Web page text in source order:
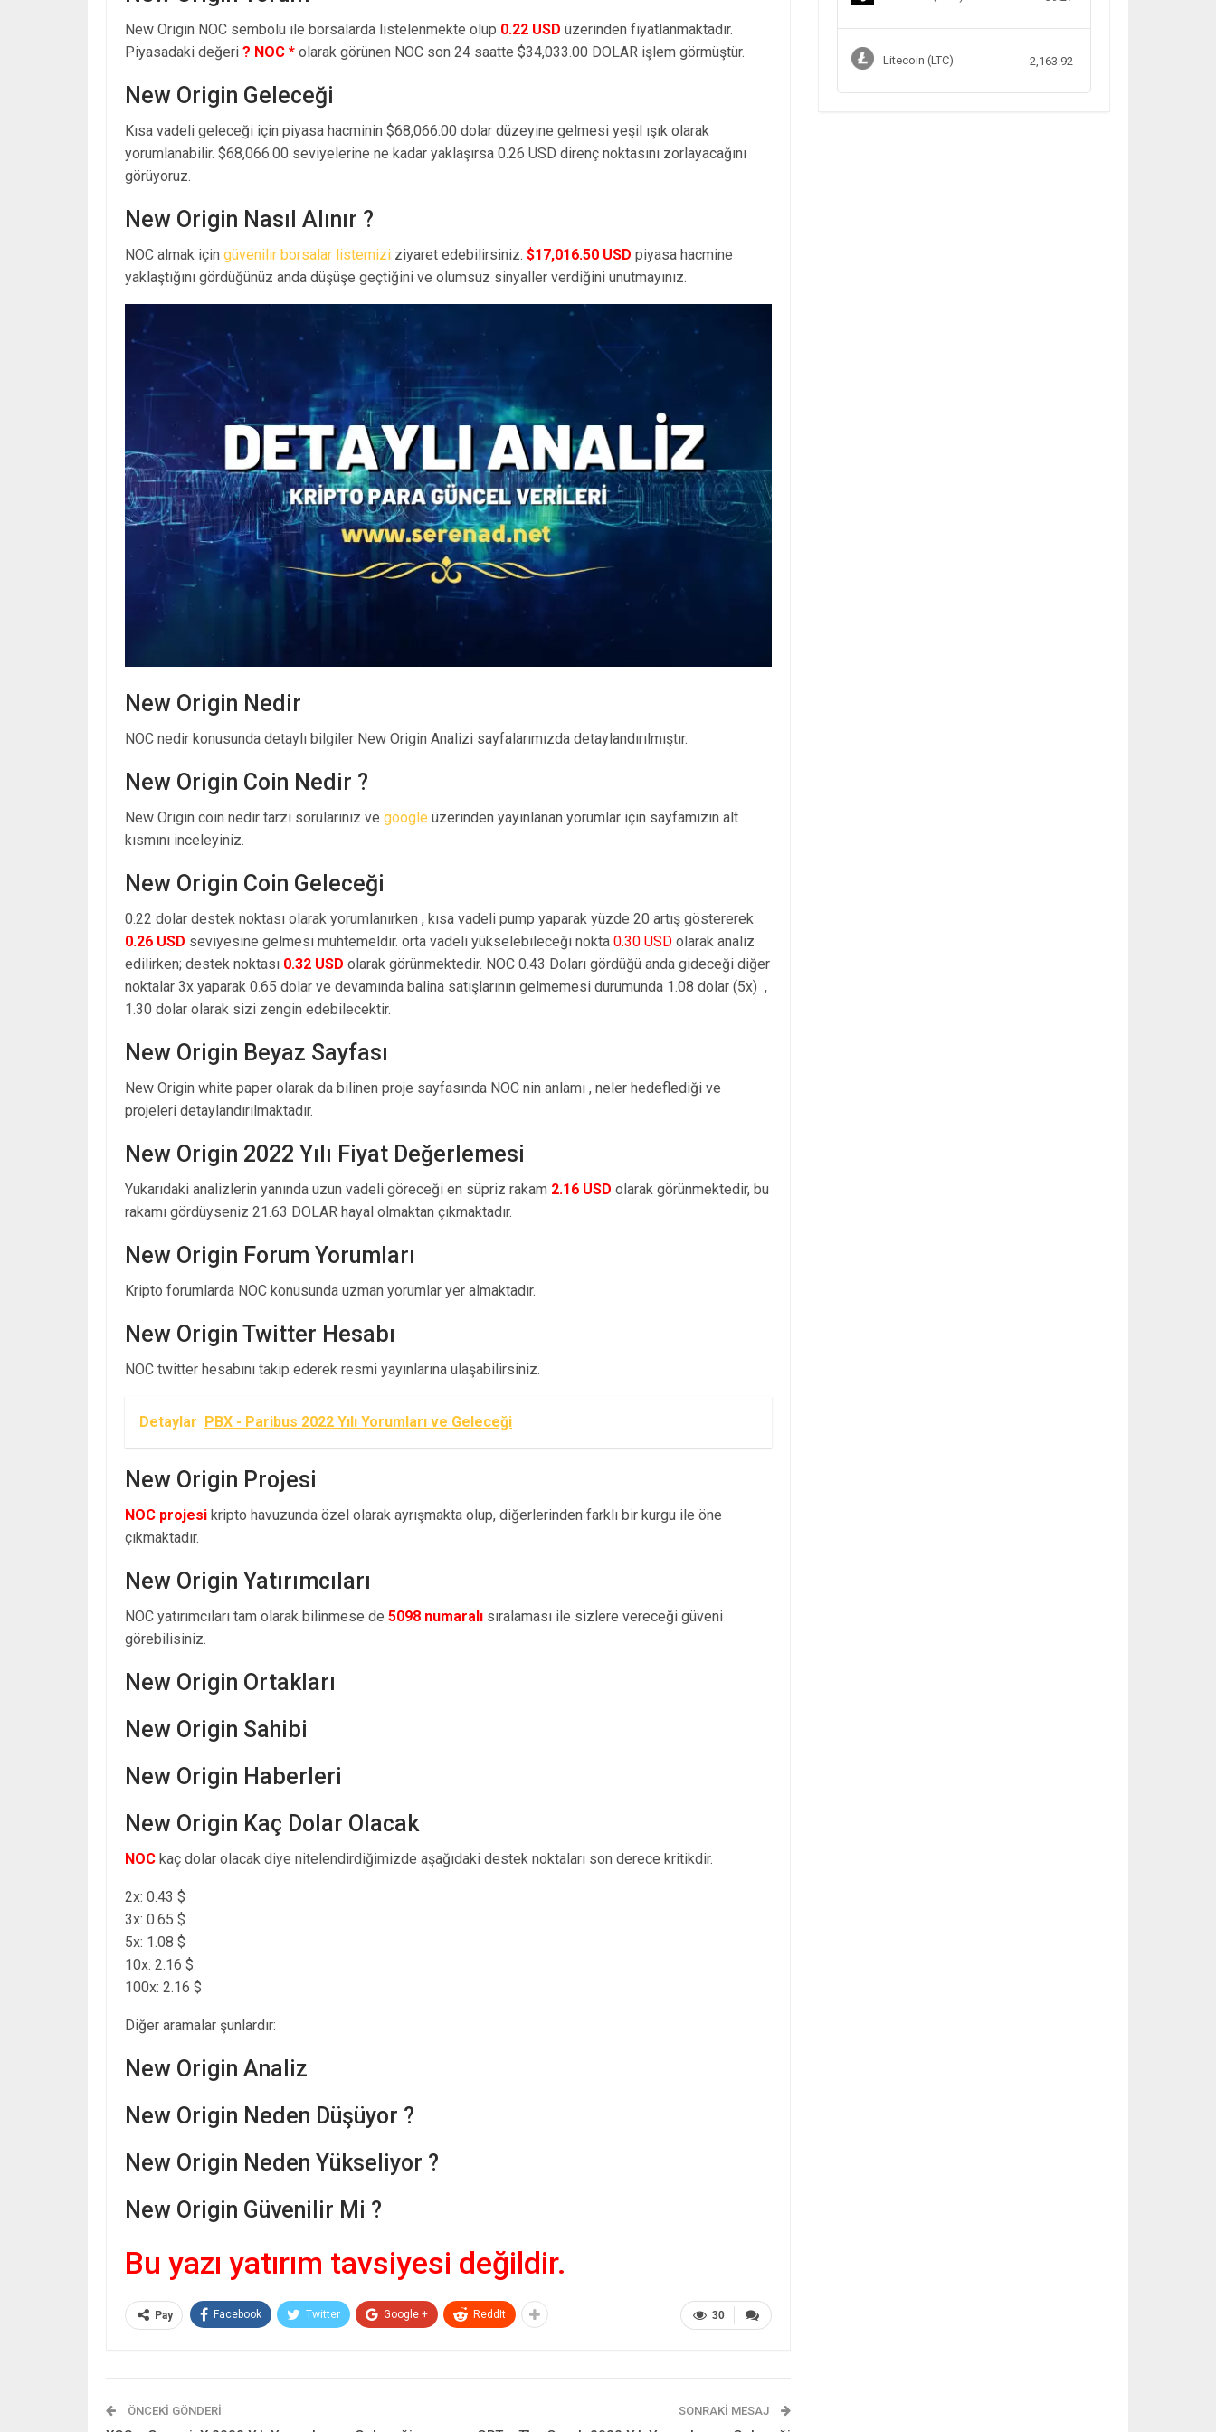
New Origin NOC sembolu ile borsalarda listelenmekte olup 0.22 USD üzerinden fiyatlanmaktadır.
Piyasadaki değeri ? NOC * olarak görünen NOC son 24 saatte $34,033.00 DOLAR işlem görmüştür.
New Origin Geleceği
Kısa vadeli geleceği için piyasa hacminin $68,066.00 dolar düzeyine gelmesi yeşil ışık olarak
yorumlanabilir. $68,066.00 seviyelerine ne kadar yaklaşırsa 0.26 USD direnç noktasını zorlayacağını
görüyoruz.
New Origin Nasıl Alınır ?
NOC almak için güvenilir borsalar listemizi ziyaret edebilirsiniz. $17,016.50 USD piyasa hacmine
yaklaştığını gördüğünüz anda düşüşe geçtiğini ve olumsuz sinyaller verdiğini unutmayınız.
New Origin Nedir
NOC nedir konusunda detaylı bilgiler New Origin Analizi sayfalarımızda detaylandırılmıştır.
New Origin Coin Nedir ?
New Origin coin nedir tarzı sorularınız ve google üzerinden yayınlanan yorumlar için sayfamızın alt
kısmını inceleyiniz.
New Origin Coin Geleceği
0.22 dolar destek noktası olarak yorumlanırken , kısa vadeli pump yaparak yüzde 20 artış göstererek
0.26 USD seviyesine gelmesi muhtemeldir. orta vadeli yükselebileceği nokta 0.30 USD olarak analiz
edilirken; destek noktası 0.32 USD olarak görünmektedir. NOC 0.43 Doları gördüğü anda gideceği diğer
noktalar 3x yaparak 0.65 dolar ve devamında balina satışlarının gelmemesi durumunda 1.08 dolar (5x) ,
1.30 dolar olarak sizi zengin edebilecektir.
New Origin Beyaz Sayfası
New Origin white paper olarak da bilinen proje sayfasında NOC nin anlamı , neler hedeflediği ve
projeleri detaylandırılmaktadır.
New Origin 2022 Yılı Fiyat Değerlemesi
Yukarıdaki analizlerin yanında uzun vadeli göreceği en süpriz rakam 2.16 USD olarak görünmektedir, bu
rakamı gördüyseniz 21.63 DOLAR hayal olmaktan çıkmaktadır.
New Origin Forum Yorumları
Kripto forumlarda NOC konusunda uzman yorumlar yer almaktadır.
New Origin Twitter Hesabı
NOC twitter hesabını takip ederek resmi yayınlarına ulaşabilirsiniz.
Detaylar PBX - Paribus 2022 Yılı Yorumları ve Geleceği
New Origin Projesi
NOC projesi kripto havuzunda özel olarak ayrışmakta olup, diğerlerinden farklı bir kurgu ile öne
çıkmaktadır.
New Origin Yatırımcıları
NOC yatırımcıları tam olarak bilinmese de 5098 numaralı sıralaması ile sizlere vereceği güveni
görebilisiniz.
New Origin Ortakları
New Origin Sahibi
New Origin Haberleri
New Origin Kaç Dolar Olacak
NOC kaç dolar olacak diye nitelendirdiğimizde aşağıdaki destek noktaları son derece kritikdir.
2x: 0.43 $
3x: 0.65 $
5x: 1.08 $
10x: 2.16 $
100x: 2.16 $
Diğer aramalar şunlardır:
New Origin Analiz
New Origin Neden Düşüyor ?
New Origin Neden Yükseliyor ?
New Origin Güvenilir Mi ?
Bu yazı yatırım tavsiyesi değildir.
30
Pay Facebook Twitter Google + ReddIt
ÖNCEKI GÖNDERI SONRAKI MESAJ
Litecoin (LTC) 2,163.92